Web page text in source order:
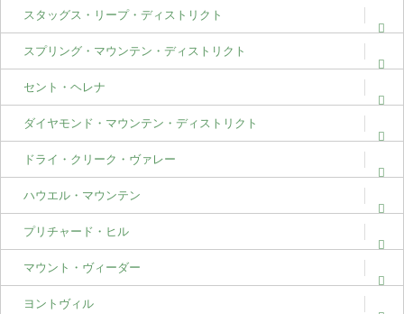
スタッグス・リープ・ディストリクト
スプリング・マウンテン・ディストリクト
セント・ヘレナ
ダイヤモンド・マウンテン・ディストリクト
ドライ・クリーク・ヴァレー
ハウエル・マウンテン
プリチャード・ヒル
マウント・ヴィーダー
ヨントヴィル